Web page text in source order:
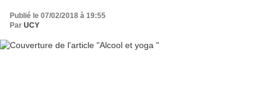
Publié le 07/02/2018 à 19:55
Par UCY